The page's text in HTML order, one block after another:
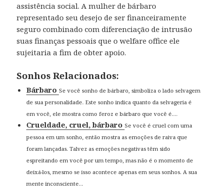
assistência social. A mulher de bárbaro
representado seu desejo de ser financeiramente
seguro combinado com diferenciação de intrusão
suas finanças pessoais que o welfare office ele
sujeitaria a fim de obter apoio.
Sonhos Relacionados:
BárbaroSe você sonho de bárbaro, simboliza o lado selvagem
de sua personalidade. Este sonho indica quanto da selvageria é
em você, ele mostra como feroz e bárbaro que você é....
Crueldade, cruel, bárbaroSe você é cruel com uma
pessoa em um sonho, então mostra as emoções de raiva que
foram lançadas. Talvez as emoções negativas têm sido
espreitando em você por um tempo, mas não é o momento de
deixá-los, mesmo se isso acontece apenas em seus sonhos. A sua
mente inconsciente...